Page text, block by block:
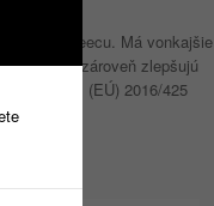
m2 fleecu. Má vonkajšie
komfort a zároveň zlepšujú
10 kartón. (EÚ) 2016/425